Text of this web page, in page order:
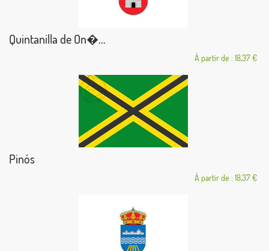
Quintanilla de On�...
À partir de : 18,37 €
Pinós
À partir de : 18,37 €